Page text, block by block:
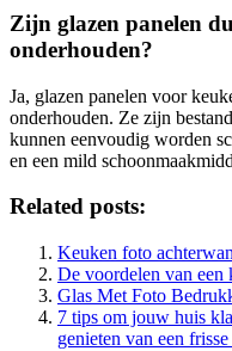
Zijn glazen panelen
onderhouden?
Ja, glazen panelen voor
onderhouden. Ze zijn
kunnen eenvoudig worden
en een mild
Related posts:
Keuken foto
De voordelen van een
Glas Met Foto
7 tips om jouw huis
genieten van een frisse